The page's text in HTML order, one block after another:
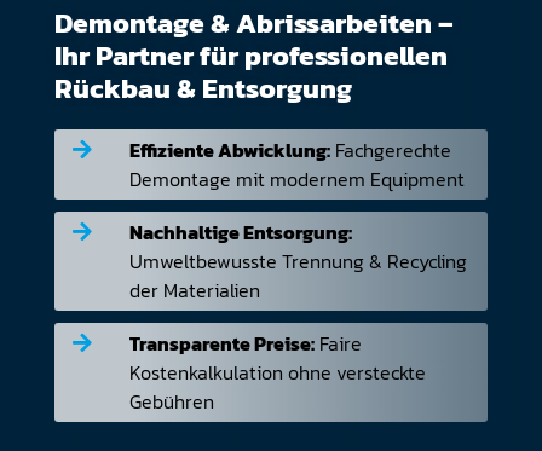
Demontage & Abrissarbeiten –
Ihr Partner für professionellen
Rückbau & Entsorgung
 Effiziente Abwicklung:Fachgerechte
Demontage mit modernem Equipment

Nachhaltige Entsorgung:
Umweltbewusste Trennung & Recycling
der Materialien
 Transparente Preise:Faire
Kostenkalkulation ohne versteckte
Gebühren